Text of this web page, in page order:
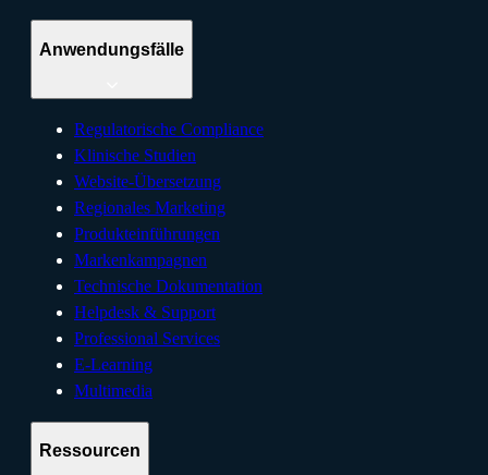
Anwendungsfälle
Regulatorische Compliance
Klinische Studien
Website-Übersetzung
Regionales Marketing
Produkteinführungen
Markenkampagnen
Technische Dokumentation
Helpdesk & Support
Professional Services
E-Learning
Multimedia
Ressourcen